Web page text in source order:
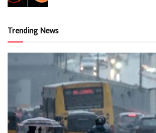
Trending News